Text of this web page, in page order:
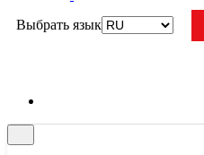
Выбрать язык